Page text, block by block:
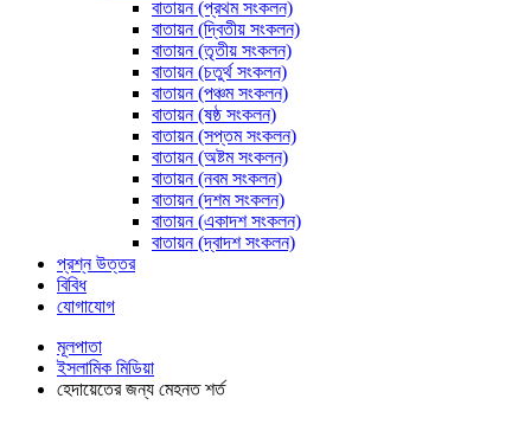
বাতায়ন (প্রথম সংকলন)
বাতায়ন (দ্বিতীয় সংকলন)
বাতায়ন (তৃতীয় সংকলন)
বাতায়ন (চতুর্থ সংকলন)
বাতায়ন (পঞ্চম সংকলন)
বাতায়ন (ষষ্ঠ সংকলন)
বাতায়ন (সপ্তম সংকলন)
বাতায়ন (অষ্টম সংকলন)
বাতায়ন (নবম সংকলন)
বাতায়ন (দশম সংকলন)
বাতায়ন (একাদশ সংকলন)
বাতায়ন (দ্বাদশ সংকলন)
প্রশ্ন উত্তর
বিবিধ
যোগাযোগ
মূলপাতা
ইসলামিক মিডিয়া
হেদায়েতের জন্য মেহনত শর্ত